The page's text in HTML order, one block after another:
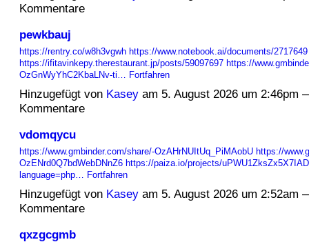
Kommentare
pewkbauj
https://rentry.co/w8h3vgwh https://www.notebook.ai/documents/2717649
https://ifitavinkepy.therestaurant.jp/posts/59097697 https://
OzGnWyYhC2KbaLNv-ti…
Fortfahren
Hinzugefügt von Kaseyam 5. August 2026 um 2:46pm
Kommentare
vdomqycu
https://www.gmbinder.com/share/-OzAHrNUItUq_PiMAobU https://
OzENrd0Q7bdWebDNnZ6 https://paiza.io/projects/
language=php…
Fortfahren
Hinzugefügt von Kaseyam 5. August 2026 um 2:52am
Kommentare
qxzgcgmb